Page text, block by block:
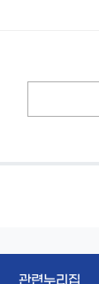
관련누리집